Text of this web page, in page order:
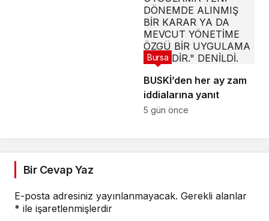
BUSKİ’den her ay zam
iddialarına yanıt
Bursa
5 gün önce
Bir Cevap Yaz
E-posta adresiniz yayınlanmayacak. Gerekli alanlar
* ile işaretlenmişlerdir